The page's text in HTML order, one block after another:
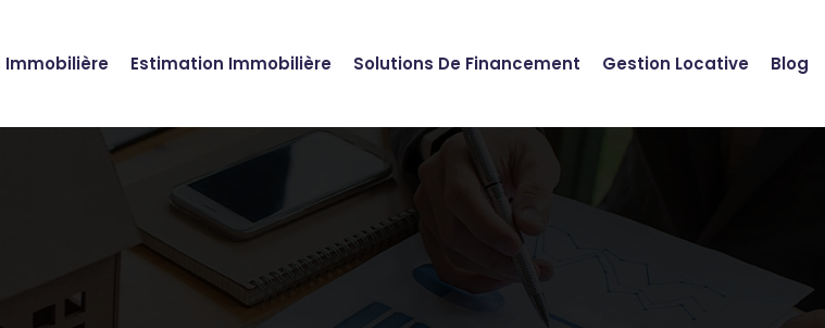
Estimation Immobilière Solutions De Financement Gestion Locative Blog